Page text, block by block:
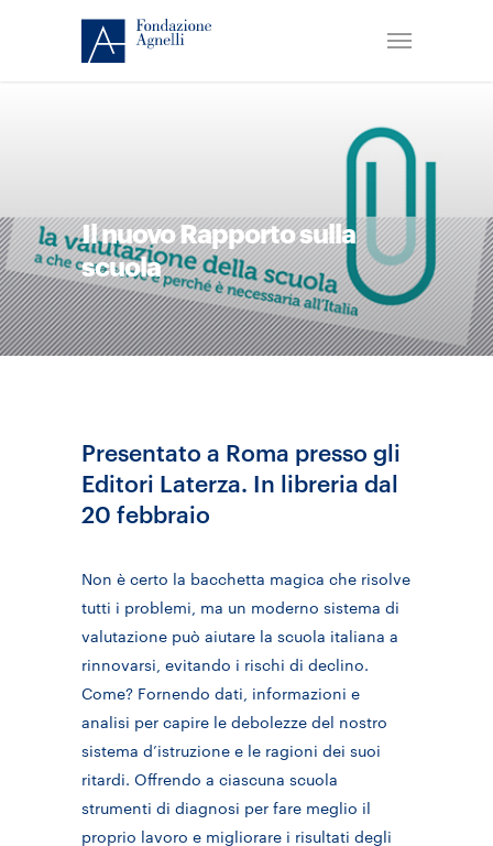
Il nuovo Rapporto sulla
scuola
Presentato a Roma presso gli
Editori Laterza. In libreria dal
20 febbraio
Non è certo la bacchetta magica che risolve
tutti i problemi, ma un moderno sistema di
valutazione può aiutare la scuola italiana a
rinnovarsi, evitando i rischi di declino.
Come? Fornendo dati, informazioni e
analisi per capire le debolezze del nostro
sistema d’istruzione e le ragioni dei suoi
ritardi. Offrendo a ciascuna scuola
strumenti di diagnosi per fare meglio il
proprio lavoro e migliorare i risultati degli